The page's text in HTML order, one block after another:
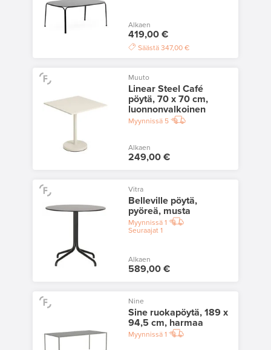
Alkaen
419,00 €
Säästä 347,00 €
Muuto
Linear Steel Café
pöytä, 70 x 70 cm,
luonnonvalkoinen
Myynnissä5
Alkaen
249,00 €
Vitra
Belleville pöytä,
pyöreä, musta
Myynnissä1
Seuraajat 1
Alkaen
589,00 €
Nine
Sine ruokapöytä, 189 x
94,5 cm, harmaa
Myynnissä1